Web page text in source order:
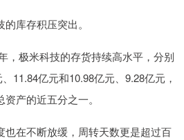
库存积压突出。
，极米科技的存货持续高水平，分别
11.84亿元和10.98亿元、9.28亿元，
产的近五分之一。
也在不断放缓，周转天数更是超过百